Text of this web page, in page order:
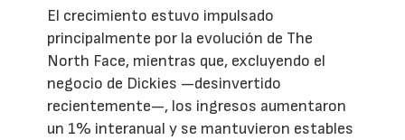
El crecimiento estuvo impulsado
principalmente por la evolución de The
North Face, mientras que, excluyendo el
negocio de Dickies —desinvertido
recientemente—, los ingresos aumentaron
un 1% interanual y se mantuvieron estables